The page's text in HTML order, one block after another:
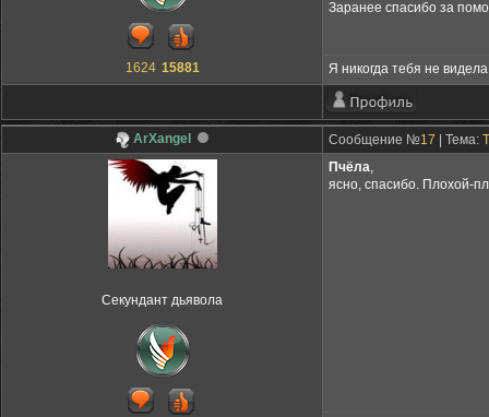
1624 15881
Заранее спасибо за
Я никогда тебя не
ArXangel Сообщение №17 | Тема:
Секундант дьявола
Пчёла,
ясно, спасибо. Плохой-